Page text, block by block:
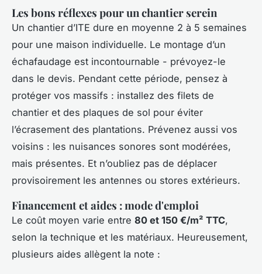
Les bons réflexes pour un chantier serein
Un chantier d’ITE dure en moyenne 2 à 5 semaines
pour une maison individuelle. Le montage d’un
échafaudage est incontournable - prévoyez-le
dans le devis. Pendant cette période, pensez à
protéger vos massifs : installez des filets de
chantier et des plaques de sol pour éviter
l’écrasement des plantations. Prévenez aussi vos
voisins : les nuisances sonores sont modérées,
mais présentes. Et n’oubliez pas de déplacer
provisoirement les antennes ou stores extérieurs.
Financement et aides : mode d'emploi
Le coût moyen varie entre 80 et 150 €/m² TTC,
selon la technique et les matériaux. Heureusement,
plusieurs aides allègent la note :